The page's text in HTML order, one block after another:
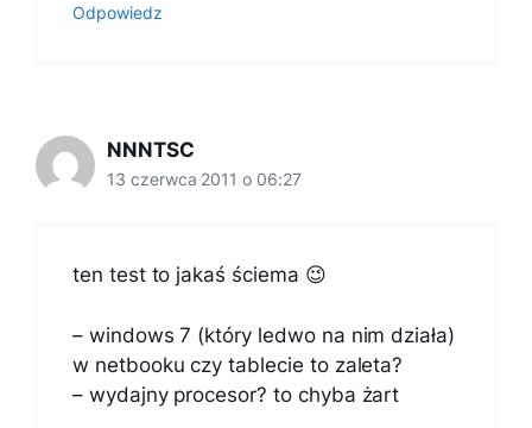
Odpowiedz
NNNTSC
13 czerwca 2011 o 06:27
ten test to jakaś ściema 😉
– windows 7 (który ledwo na nim działa)
w netbooku czy tablecie to zaleta?
– wydajny procesor? to chyba żart